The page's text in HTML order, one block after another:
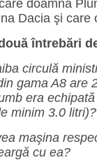
doamna
Dacia şi
întrebări
circulă
gama A8 are
era
minim 3.0 litri)?
maşina
cu ea?